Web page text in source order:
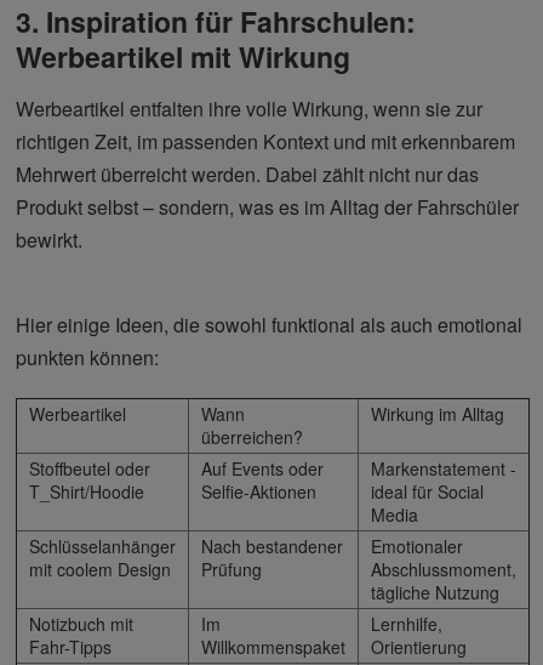
3. Inspiration für Fahrschulen:
Werbeartikel mit Wirkung
Werbeartikel entfalten ihre volle Wirkung, wenn sie zur
richtigen Zeit, im passenden Kontext und mit erkennbarem
Mehrwert überreicht werden. Dabei zählt nicht nur das
Produkt selbst – sondern, was es im Alltag der Fahrschüler
bewirkt.
Hier einige Ideen, die sowohl funktional als auch emotional
punkten können:
Werbeartikel
Wann
überreichen?
Wirkung im Alltag
Stoffbeutel oder
T_Shirt/Hoodie
Auf Events oder
Selfie-Aktionen
Markenstatement -
ideal für Social
Media
Schlüsselanhänger
mit coolem Design
Nach bestandener
Prüfung
Emotionaler
Abschlussmoment,
tägliche Nutzung
Notizbuch mit
Fahr-Tipps
Im
Willkommenspaket
Lernhilfe,
Orientierung